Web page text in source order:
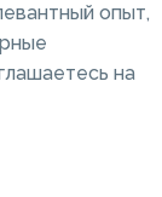
опыт,
на